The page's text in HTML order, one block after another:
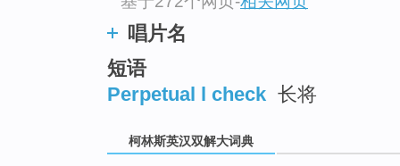
唱片名
短语
Perpetual l check 长将
柯林斯英汉双解大词典